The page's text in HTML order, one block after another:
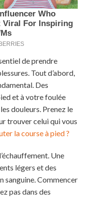
de prendre
Tout d’abord,
Des
et à votre foulée
douleurs. Prenez le
trouver celui qui vous
la course à pied ?
Une
légers et des
sanguine. Commencer
pas dans des